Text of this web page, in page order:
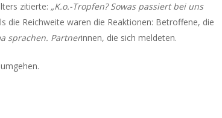
zitierte: „K.o.-Tropfen? Sowas passiert bei uns
die Reichweite waren die Reaktionen: Betroffene, die
sprachen. Partnerinnen, die sich meldeten.